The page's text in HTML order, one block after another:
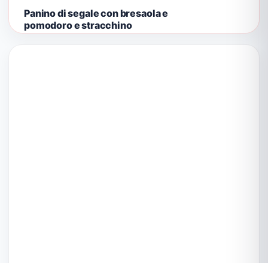
Panino di segale con bresaola e
pomodoro e stracchino